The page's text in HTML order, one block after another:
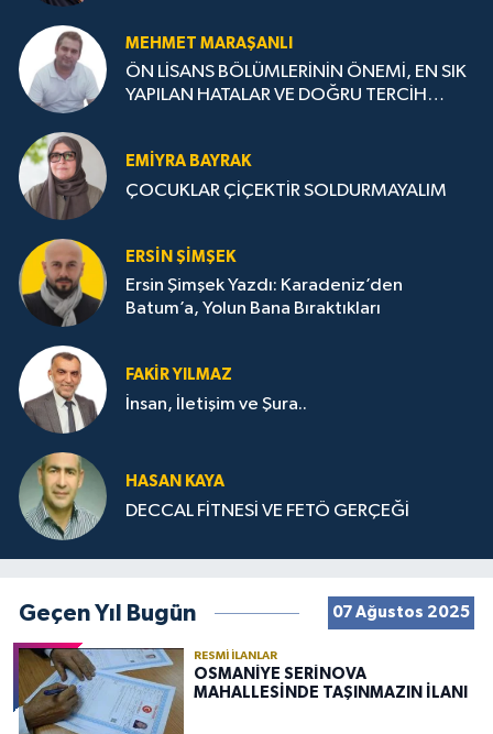
MEHMET MARAŞANLI
ÖN LİSANS BÖLÜMLERİNİN ÖNEMİ, EN SIK
YAPILAN HATALAR VE DOĞRU TERCİH
EMIYRA BAYRAK
ÇOCUKLAR ÇİÇEKTİR SOLDURMAYALIM
ERSIN ŞIMŞEK
Ersin Şimşek Yazdı: Karadeniz’den
Batum’a, Yolun Bana Bıraktıkları
FAKIR YILMAZ
İnsan, İletişim ve Şura..
HASAN KAYA
DECCAL FİTNESİ VE FETÖ GERÇEĞİ
Geçen Yıl Bugün 07 Ağustos 2025
RESMI İLANLAR
OSMANİYE SERİNOVA
MAHALLESİNDE TAŞINMAZIN İLANI